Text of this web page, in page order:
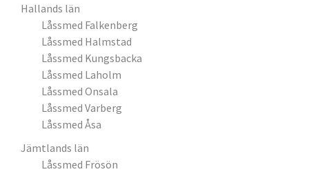
Hallands län
Låssmed Falkenberg
Låssmed Halmstad
Låssmed Kungsbacka
Låssmed Laholm
Låssmed Onsala
Låssmed Varberg
Låssmed Åsa
Jämtlands län
Låssmed Frösön